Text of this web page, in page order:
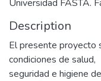
Universidad FASTA.
Description
El presente proyecto
condiciones de salud,
seguridad e higiene